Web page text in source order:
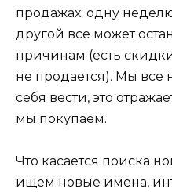
продажах: одну
другой все может
причинам (есть
не продается). Мы все
себя вести, это
мы покупаем.
Что касается поиска
ищем новые имена,